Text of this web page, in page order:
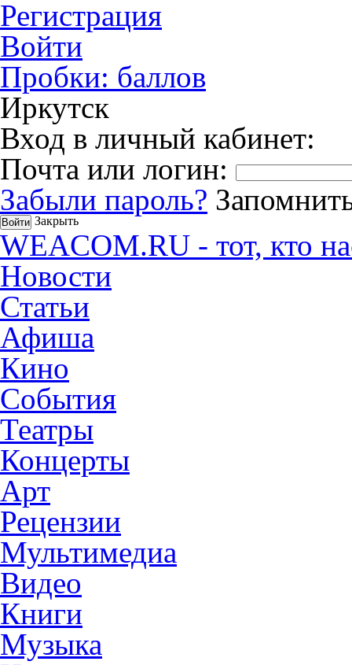
Регистрация
Войти
Пробки: баллов
Иркутск
Вход в личный кабинет:
Почта или логин:
Забыли пароль?
Закрыть
WEACOM.RU - тот, кто
Новости
Статьи
Афиша
Кино
События
Театры
Концерты
Арт
Рецензии
Мультимедиа
Видео
Книги
Музыка